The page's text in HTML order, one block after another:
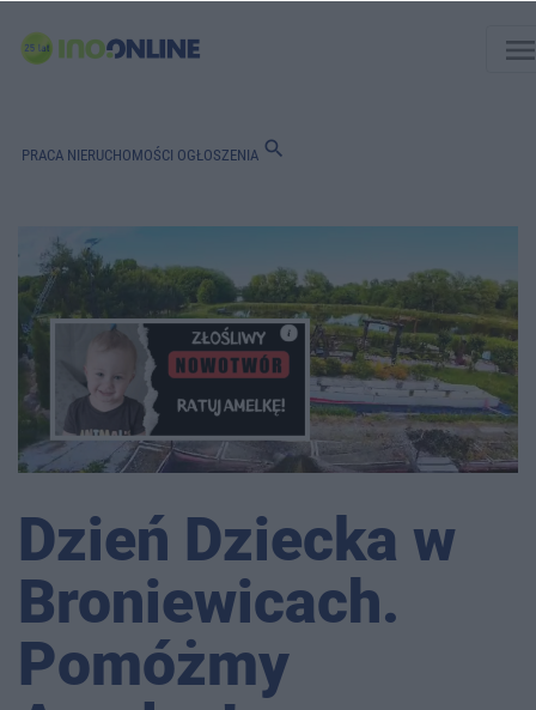
PRACA NIERUCHOMOŚCI OGŁOSZENIA search
Dzień Dziecka w
Broniewicach.
Pomóżmy